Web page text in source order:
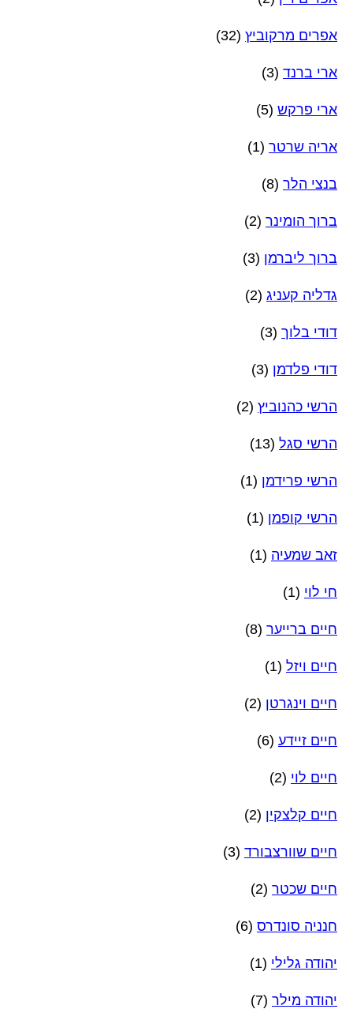
אפרים מרקוביץ (32)
ארי ברנד (3)
ארי פרקש (5)
אריה שרטר (1)
בנצי הלר (8)
ברוך הומינר (2)
ברוך ליברמן (3)
גדליה קעניג (2)
דודי בלוך (3)
דודי פלדמן (3)
הרשי כהנוביץ (2)
הרשי סגל (13)
הרשי פרידמן (1)
הרשי קופמן (1)
זאב שמעיה (1)
חי לוי (1)
חיים ברייער (8)
חיים ויזל (1)
חיים וינגרטן (2)
חיים זיידע (6)
חיים לוי (2)
חיים קלצקין (2)
חיים שוורצבורד (3)
חיים שכטר (2)
חנניה סונדרס (6)
יהודה גלילי (1)
יהודה מילר (7)